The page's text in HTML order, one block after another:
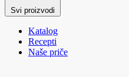
Svi proizvodi
Katalog
Recepti
Naše priče